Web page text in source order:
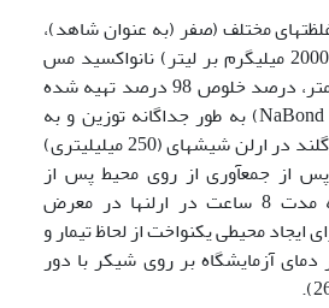
مختلف (صفر (به عنوان شاهد)،
50، 200، 500، 1000 و 2000 میلی­گرم بر لیتر) نانواکسید مس
(میانگین اندازه60 نانومتر، درصد خلوص 98 درصد تهیه شده
از شرکت NaBond Technology) به طور جداگانه توزین و به
100 میلی­لیتر محلول هوگلند در ارلن شیشه­ای (250 میلی­لیتری)
از جمع­آوری از روی محیط پس از
چندین بار آبکشی، به مدت 8 ساعت در ارلنها در معرض
ایجاد محیطی یکنواخت از لحاظ تیمار و
دمای آزمایشگاه بر روی شیکر با دور